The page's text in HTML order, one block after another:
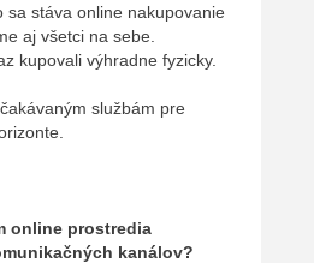
sa stáva online nakupovanie
aj všetci na sebe.
kupovali výhradne fyzicky.
službám pre
online prostredia
kanálov?